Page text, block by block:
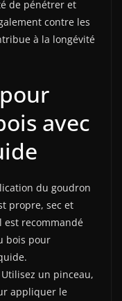
de pénétrer et
contre les
à la longévité
avec
du goudron
propre, sec et
est recommandé
bois pour
un pinceau,
appliquer le